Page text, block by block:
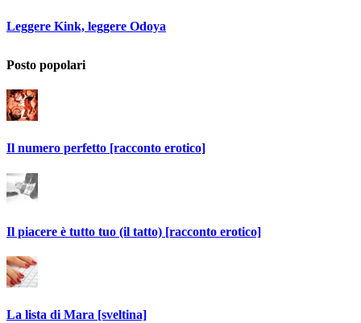
Leggere Kink, leggere Odoya
Posto popolari
Il numero perfetto [racconto erotico]
Il piacere è tutto tuo (il tatto) [racconto erotico]
La lista di Mara [sveltina]